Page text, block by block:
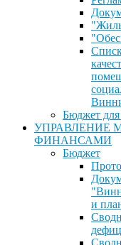
Бюджет
УПРАВЛЕНИЕ
ФИНАНСАМИ
Бюджет
и